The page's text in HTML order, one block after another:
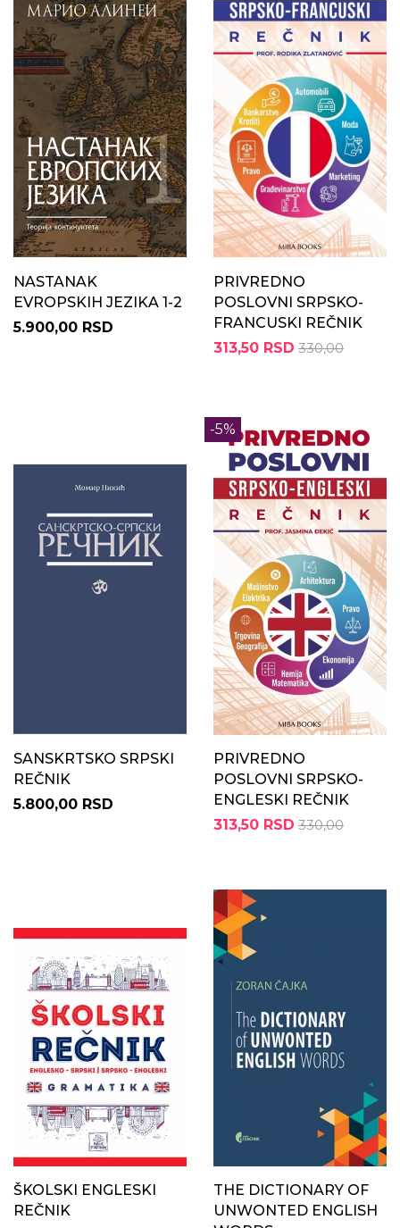
NASTANAK
EVROPSKIH JEZIKA 1-2
5.900,00 RSD
PRIVREDNO
POSLOVNI SRPSKO-
FRANCUSKI REČNIK
313,50 RSD 330,00
SANSKRTSKO SRPSKI
REČNIK
5.800,00 RSD
-5%
PRIVREDNO
POSLOVNI SRPSKO-
ENGLESKI REČNIK
313,50 RSD 330,00
ŠKOLSKI ENGLESKI
REČNIK
THE DICTIONARY OF
UNWONTED ENGLISH